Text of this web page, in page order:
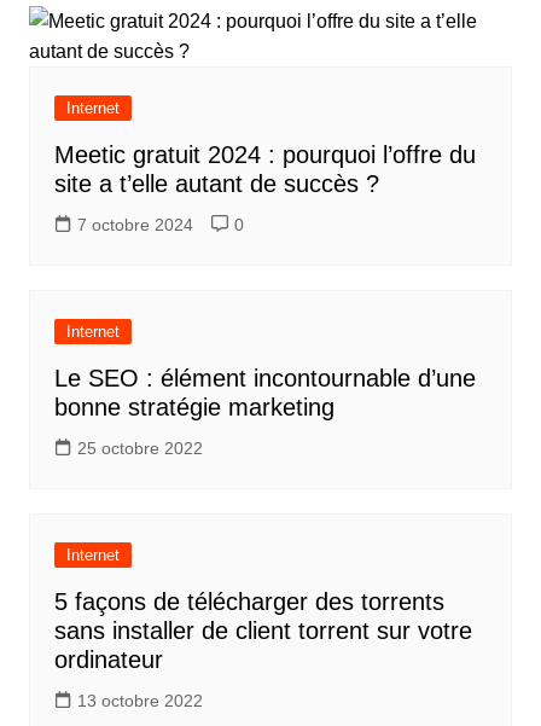
Internet
Meetic gratuit 2024 : pourquoi l’offre du
site a t’elle autant de succès ?
7 octobre 2024 0
Internet
Le SEO : élément incontournable d’une
bonne stratégie marketing
25 octobre 2022
Internet
5 façons de télécharger des torrents
sans installer de client torrent sur votre
ordinateur
13 octobre 2022